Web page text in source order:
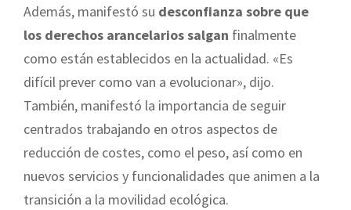
Además, manifestó su desconfianza sobre que
los derechos arancelarios salgan finalmente
como están establecidos en la actualidad. «Es
difícil prever como van a evolucionar», dijo.
También, manifestó la importancia de seguir
centrados trabajando en otros aspectos de
reducción de costes, como el peso, así como en
nuevos servicios y funcionalidades que animen a la
transición a la movilidad ecológica.